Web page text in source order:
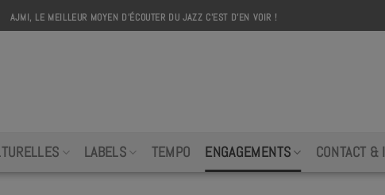
AJMI, LE MEILLEUR MOYEN D'ÉCOUTER DU JAZZ C'EST D'EN VOIR !
LABELS TEMPO ENGAGEMENTS CONTACT &